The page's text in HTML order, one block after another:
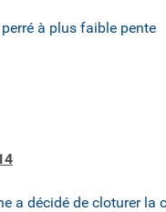
à plus faible pente
a décidé de cloturer la